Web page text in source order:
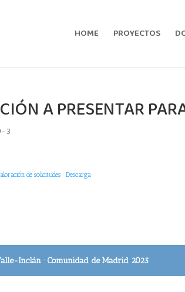
HOME PROYECTOS
A PRESENTAR
3
de solicitudes Descarga
Inclán · Comunidad de Madrid 2025